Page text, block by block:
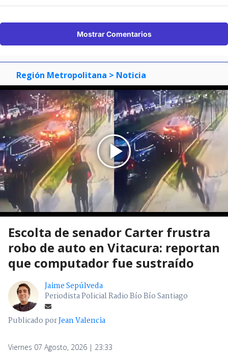
Mostrar Comentarios
Región Metropolitana > Noticia
Escolta de senador Carter frustra
robo de auto en Vitacura: reportan
que computador fue sustraído
Jaime Sepúlveda
Periodista Policial Radio Bío Bío Santiago
Publicado porJean Valencia
Viernes 07 Agosto, 2026 | 23:33